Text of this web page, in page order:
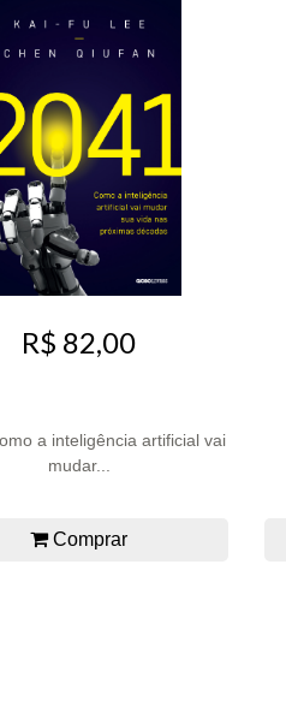
R$ 82,00
a inteligência artificial vai
mudar...
Comprar